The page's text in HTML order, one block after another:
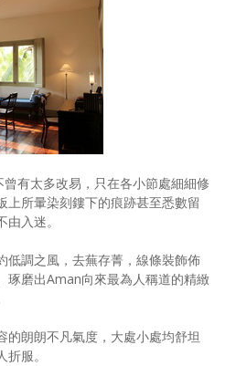
有太多改易，只在各小節處細細修
上所暈染刻鏤下的痕跡甚至悉數留
入迷。
低調之風，去蕪存菁，線條裝飾佈
琢磨出Aman向來最為人稱道的精緻
的朗朗不凡氣度，大處小處均舒坦
服。